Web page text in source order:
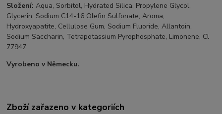
Složení: Aqua, Sorbitol, Hydrated Silica, Propylene Glycol,
Glycerin, Sodium C14-16 Olefin Sulfonate, Aroma,
Hydroxyapatite, Cellulose Gum, Sodium Fluoride, Allantoin,
Sodium Saccharin, Tetrapotassium Pyrophosphate, Limonene, Cl
77947.
Vyrobeno v Německu.
Zboží zařazeno v kategoriích